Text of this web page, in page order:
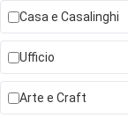
Casa e Casalinghi
Ufficio
Arte e Craft